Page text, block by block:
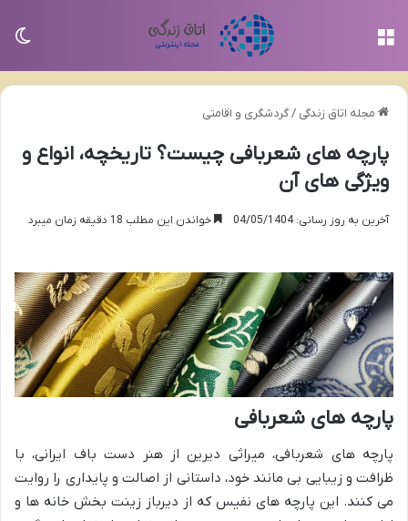
مجله اتاق زندگی /گردشگری و اقامتی
پارچه های شعربافی چیست؟ تاریخچه، انواع و
ویژگی های آن
آخرین به روز رسانی: 04/05/1404 خواندن این مطلب 18 دقیقه زمان میبرد
پارچه های شعربافی
پارچه های شعربافی، میراثی دیرین از هنر دست باف ایرانی، با
ظرافت و زیبایی بی مانند خود، داستانی از اصالت و پایداری را روایت
می کنند. این پارچه های نفیس که از دیرباز زینت بخش خانه ها و